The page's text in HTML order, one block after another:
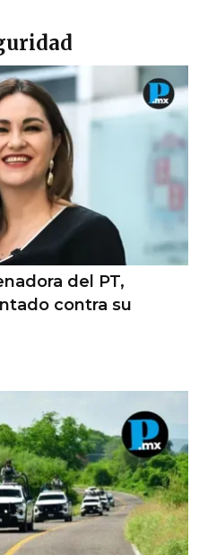
del PT,
contra su